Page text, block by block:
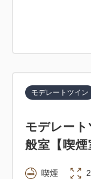
モデレートツイン
モデレー
般室【喫煙
喫煙